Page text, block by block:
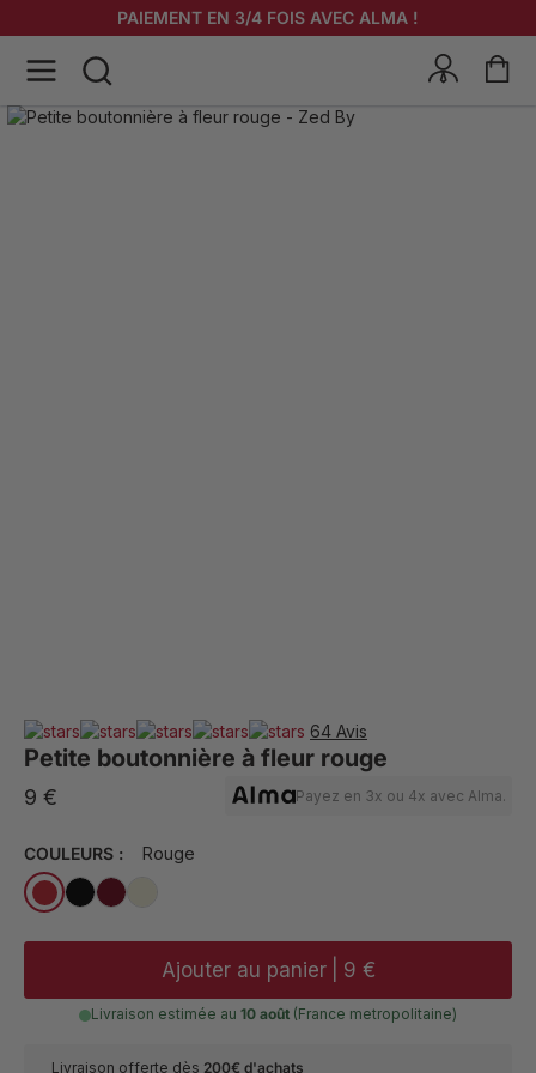
PAIEMENT EN 3/4 FOIS AVEC ALMA !
64 Avis
Petite boutonnière à fleur rouge
9 € Payez en 3x ou 4x avec Alma.
COULEURS : Rouge
Ajouter au panier 9 €
Livraison estimée au 10 août (France metropolitaine)
Livraison offerte dès 200€ d'achats